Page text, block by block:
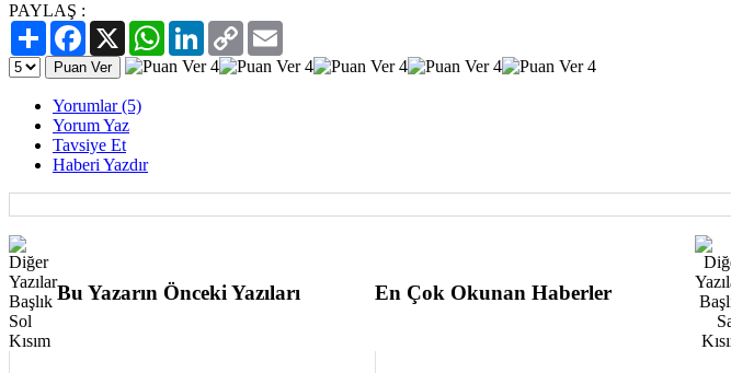
PAYLAŞ :
PaylaşFacebook
X WhatsAppLinkedIn
Copy
Link
Yorumlar (5)
Yorum Yaz
Tavsiye Et
Haberi Yazdır
Bu Yazarın Önceki Yazıları En Çok Okunan Haberler